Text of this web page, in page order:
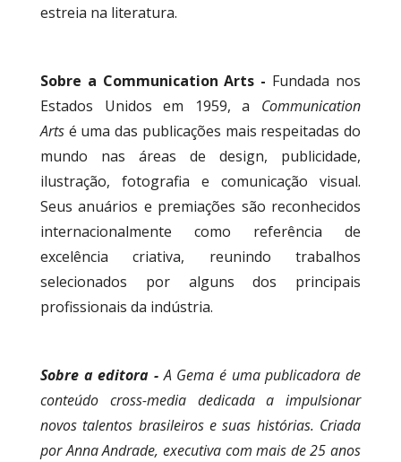
estreia na literatura.
Sobre a Communication Arts - Fundada nos
Estados Unidos em 1959, a Communication
Arts é uma das publicações mais respeitadas do
mundo nas áreas de design, publicidade,
ilustração, fotografia e comunicação visual.
Seus anuários e premiações são reconhecidos
internacionalmente como referência de
excelência criativa, reunindo trabalhos
selecionados por alguns dos principais
profissionais da indústria.
Sobre a editora -A Gema é uma publicadora de
conteúdo cross-media dedicada a impulsionar
novos talentos brasileiros e suas histórias. Criada
por Anna Andrade, executiva com mais de 25 anos